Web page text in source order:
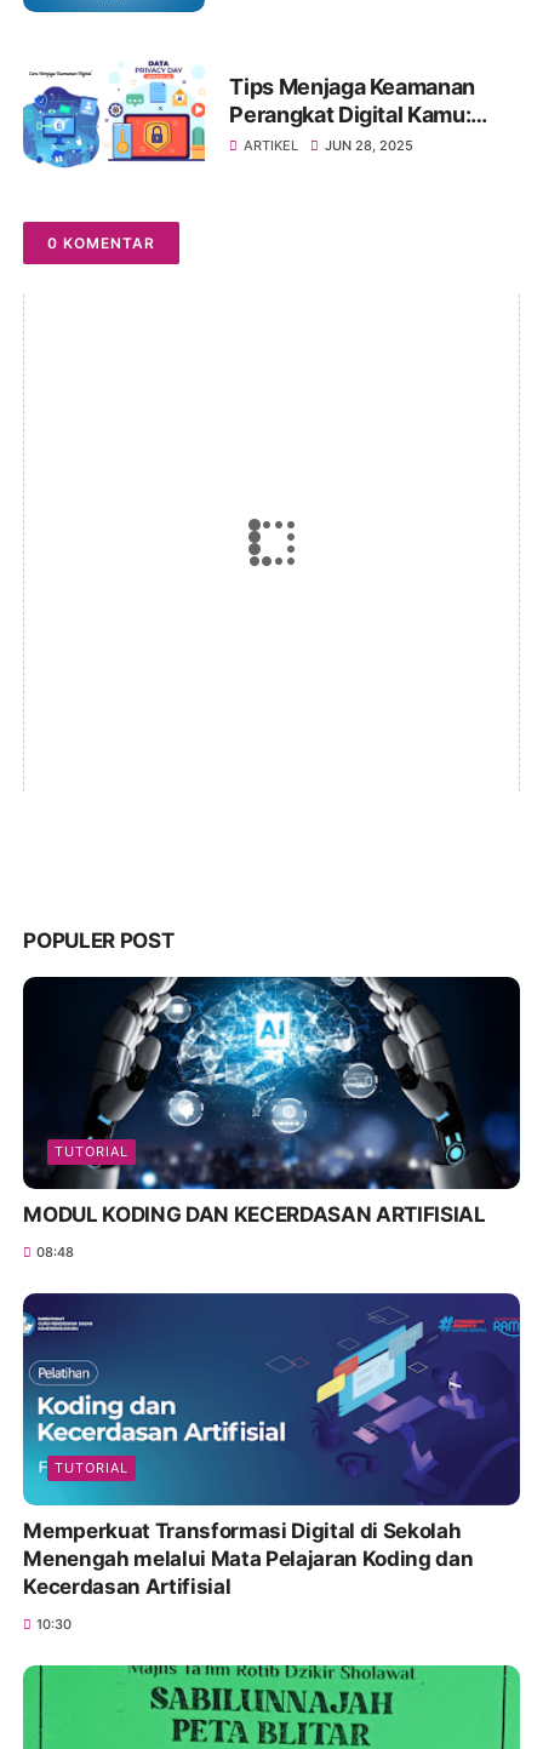
Tips Menjaga Keamanan
Perangkat Digital Kamu:
Jangan Sampai Kecolongan!
ARTIKEL JUN 28, 2025
0 KOMENTAR
POPULER POST
TUTORIAL
MODUL KODING DAN KECERDASAN ARTIFISIAL
08:48
TUTORIAL
Memperkuat Transformasi Digital di Sekolah
Menengah melalui Mata Pelajaran Koding dan
Kecerdasan Artifisial
10:30